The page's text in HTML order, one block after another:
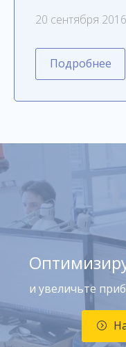
20 сентября 2016
Подробнее
и увеличьте